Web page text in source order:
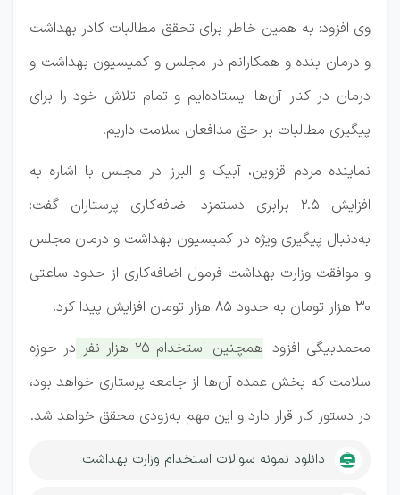
وی افزود: به همین خاطر برای تحقق مطالبات کادر بهداشت
و درمان بنده و همکارانم در مجلس و کمیسیون بهداشت و
درمان در کنار آن‌ها ایستاده‌ایم و تمام تلاش خود را برای
پیگیری مطالبات بر حق مدافعان سلامت داریم.
نماینده مردم قزوین، آبیک و البرز در مجلس با اشاره به
افزایش ۲.۵ برابری دستمزد اضافه‌کاری پرستاران گفت:
به‌دنبال پیگیری ویژه در کمیسیون بهداشت و درمان مجلس
و موافقت وزارت بهداشت فرمول اضافه‌کاری از حدود ساعتی
۳۰ هزار تومان به حدود ۸۵ هزار تومان افزایش پیدا کرد.
محمدبیگی افزود:
همچنین استخدام ۲۵ هزار نفر در حوزه
سلامت که بخش عمده آن‌ها از جامعه پرستاری خواهد بود،
در دستور کار قرار دارد و این مهم به‌زودی محقق خواهد شد.
دانلود نمونه سوالات استخدام وزارت بهداشت